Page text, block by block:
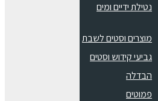
נטילת ידיים ומים
מוצרים וסטים לשבת
גביעי קידוש וסטים
הבדלה
פמוטים